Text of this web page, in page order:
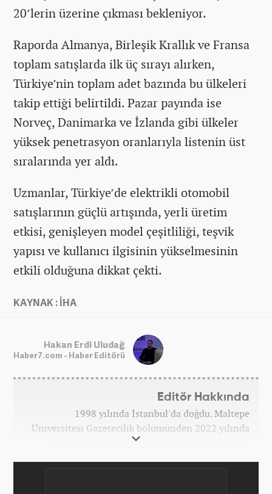
20’lerin üzerine çıkması bekleniyor.
Raporda Almanya, Birleşik Krallık ve Fransa
toplam satışlarda ilk üç sırayı alırken,
Türkiye’nin toplam adet bazında bu ülkeleri
takip ettiği belirtildi. Pazar payında ise
Norveç, Danimarka ve İzlanda gibi ülkeler
yüksek penetrasyon oranlarıyla listenin üst
sıralarında yer aldı.
Uzmanlar, Türkiye’de elektrikli otomobil
satışlarının güçlü artışında, yerli üretim
etkisi, genişleyen model çeşitliliği, teşvik
yapısı ve kullanıcı ilgisinin yükselmesinin
etkili olduğuna dikkat çekti.
KAYNAK : İHA
Hakan Erdi Uludağ
Haber7.com - Haber Editörü
Editör Hakkında
1998 yılında İstanbul'da doğdu. Maltepe
Üniversitesi Gazetecilik bölümünden 2022 yılında
mezun oldu. Gazetecilik kariyerine üniversite